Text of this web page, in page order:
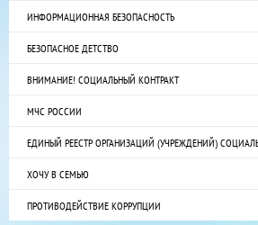
ИНФОРМАЦИОННАЯ БЕЗОПАСНОСТЬ
БЕЗОПАСНОЕ ДЕТСТВО
ВНИМАНИЕ! СОЦИАЛЬНЫЙ КОНТРАКТ
МЧС РОССИИ
ЕДИНЫЙ РЕЕСТР ОРГАНИЗАЦИЙ (УЧРЕЖДЕНИЙ)
ХОЧУ В СЕМЬЮ
ПРОТИВОДЕЙСТВИЕ КОРРУПЦИИ